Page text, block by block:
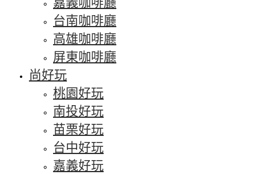
台南咖啡廳
高雄咖啡廳
屏東咖啡廳
尚好玩
桃園好玩
南投好玩
苗栗好玩
台中好玩
嘉義好玩